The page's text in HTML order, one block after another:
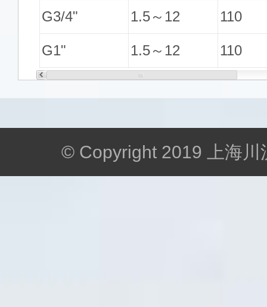
G3/4" 1.5～12 110
G1" 1.5～12 110
© Copyright 2019 上海川